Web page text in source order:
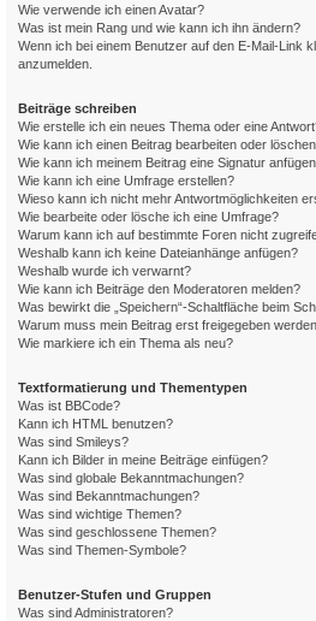
Wie verwende ich einen Avatar?
Was ist mein Rang und wie kann ich ihn ändern?
Wenn ich bei einem Benutzer auf den E-Mail-Link
anzumelden.
Beiträge schreiben
Wie erstelle ich ein neues Thema oder eine
Wie kann ich einen Beitrag bearbeiten oder
Wie kann ich meinem Beitrag eine Signatur
Wie kann ich eine Umfrage erstellen?
Wieso kann ich nicht mehr Antwortmöglichkeiten
Wie bearbeite oder lösche ich eine Umfrage?
Warum kann ich auf bestimmte Foren nicht
Weshalb kann ich keine Dateianhänge anfügen?
Weshalb wurde ich verwarnt?
Wie kann ich Beiträge den Moderatoren melden?
Was bewirkt die „Speichern“-Schaltfläche beim
Warum muss mein Beitrag erst freigegeben
Wie markiere ich ein Thema als neu?
Textformatierung und Thementypen
Was ist BBCode?
Kann ich HTML benutzen?
Was sind Smileys?
Kann ich Bilder in meine Beiträge einfügen?
Was sind globale Bekanntmachungen?
Was sind Bekanntmachungen?
Was sind wichtige Themen?
Was sind geschlossene Themen?
Was sind Themen-Symbole?
Benutzer-Stufen und Gruppen
Was sind Administratoren?